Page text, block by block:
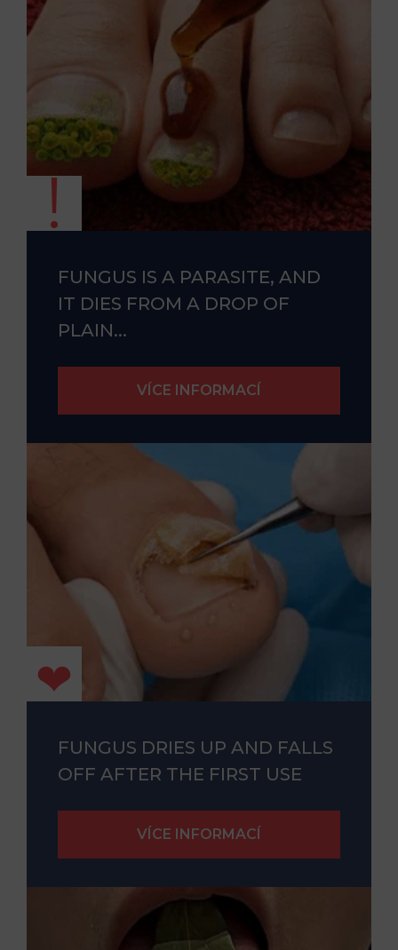
FUNGUS IS A PARASITE, AND
IT DIES FROM A DROP OF
PLAIN...
FUNGUS DRIES UP AND FALLS
OFF AFTER THE FIRST USE